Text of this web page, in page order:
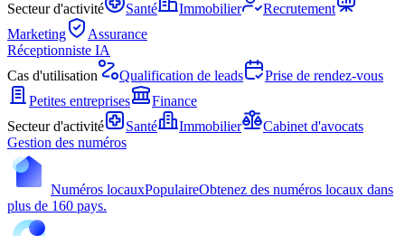
Secteur d'activité
Santé Immobilier
Recrutement
Marketing
Assurance
Réceptionniste IA
Cas d'utilisation
Qualification de leads
Prise de rendez-vous
Petites entreprises
Finance
Secteur d'activité
Santé Immobilier
Cabinet d'avocats
Gestion des numéros
Numéros locauxPopulaireObtenez des numéros locaux dans
plus de 160 pays.